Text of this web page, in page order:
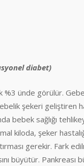
diabet)
%3 ünde görülür.
şekeri geliştiren
bebek sağlığı
kiloda, şeker
gerekir. Fark
büyütür. Pankreası